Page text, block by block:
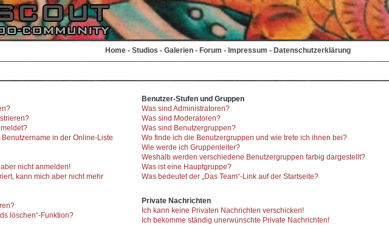
Home - Studios - Galerien - Forum - Impressum - Datenschutzerklärung
in der Online-Liste
nicht anmelden!
kann mich aber nicht mehr
löschen“-Funktion?
Benutzer-Stufen und Gruppen
Was sind Administratoren?
Was sind Moderatoren?
Was sind Benutzergruppen?
Wo finde ich die Benutzergruppen und wie trete ich ihnen bei?
Wie werde ich Gruppenleiter?
Weshalb werden verschiedene Benutzergruppen farbig dargestellt?
Was ist eine Hauptgruppe?
Was bedeutet der „Das Team“-Link auf der Startseite?
Private Nachrichten
Ich kann keine Privaten Nachrichten verschicken!
Ich bekomme ständig unerwünschte Private Nachrichten!